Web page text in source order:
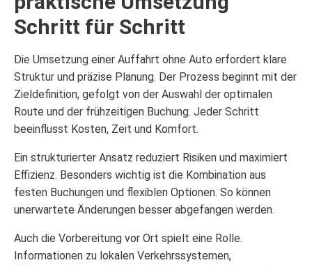
Schritt für Schritt
Die Umsetzung einer Auffahrt ohne Auto erfordert klare
Struktur und präzise Planung. Der Prozess beginnt mit der
Zieldefinition, gefolgt von der Auswahl der optimalen
Route und der frühzeitigen Buchung. Jeder Schritt
beeinflusst Kosten, Zeit und Komfort.
Ein strukturierter Ansatz reduziert Risiken und maximiert
Effizienz. Besonders wichtig ist die Kombination aus
festen Buchungen und flexiblen Optionen. So können
unerwartete Änderungen besser abgefangen werden.
Auch die Vorbereitung vor Ort spielt eine Rolle.
Informationen zu lokalen Verkehrssystemen,